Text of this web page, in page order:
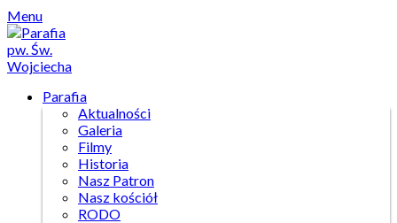
Skip
to
content
Menu
Parafia
Aktualności
Galeria
Filmy
Historia
Nasz Patron
Nasz kościół
RODO